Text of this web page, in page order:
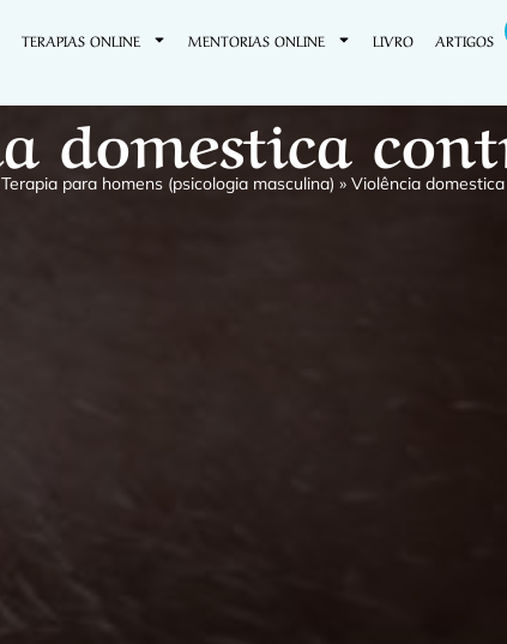
TERAPIAS ONLINE MENTORIAS ONLINE LIVRO ARTIGOS
domestica
Terapia para homens (psicologia masculina) » Violência